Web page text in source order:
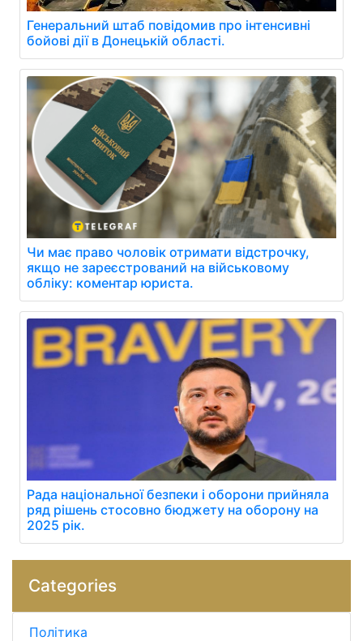
Генеральний штаб повідомив про інтенсивні
бойові дії в Донецькій області.
Чи має право чоловік отримати відстрочку,
якщо не зареєстрований на військовому
обліку: коментар юриста.
Рада національної безпеки і оборони прийняла
ряд рішень стосовно бюджету на оборону на
2025 рік.
Categories
Політика